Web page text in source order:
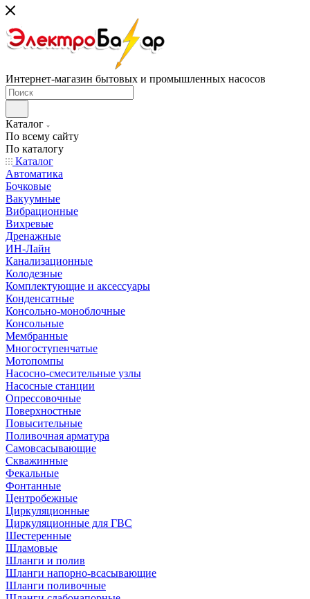
Интернет-магазин бытовых и промышленных насосов
Каталог
По всему сайту
По каталогу
Каталог
Автоматика
Бочковые
Вакуумные
Вибрационные
Вихревые
Дренажные
ИН-Лайн
Канализационные
Колодезные
Комплектующие и аксессуары
Конденсатные
Консольно-моноблочные
Консольные
Мембранные
Многоступенчатые
Мотопомпы
Насосно-смесительные узлы
Насосные станции
Опрессовочные
Поверхностные
Повысительные
Поливочная арматура
Самовсасывающие
Скважинные
Фекальные
Фонтанные
Центробежные
Циркуляционные
Циркуляционные для ГВС
Шестеренные
Шламовые
Шланги и полив
Шланги напорно-всасывающие
Шланги поливочные